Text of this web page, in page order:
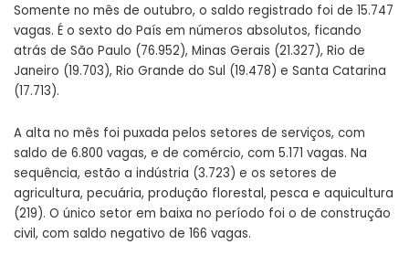
Somente no mês de outubro, o saldo registrado foi de 15.747
vagas. É o sexto do País em números absolutos, ficando
atrás de São Paulo (76.952), Minas Gerais (21.327), Rio de
Janeiro (19.703), Rio Grande do Sul (19.478) e Santa Catarina
(17.713).
A alta no mês foi puxada pelos setores de serviços, com
saldo de 6.800 vagas, e de comércio, com 5.171 vagas. Na
sequência, estão a indústria (3.723) e os setores de
agricultura, pecuária, produção florestal, pesca e aquicultura
(219). O único setor em baixa no período foi o de construção
civil, com saldo negativo de 166 vagas.